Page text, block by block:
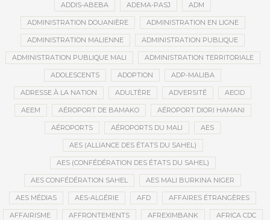
ADDIS-ABEBA ADEMA-PASJ ADM
ADMINISTRATION DOUANIÈRE ADMINISTRATION EN LIGNE
ADMINISTRATION MALIENNE ADMINISTRATION PUBLIQUE
ADMINISTRATION PUBLIQUE MALI ADMINISTRATION TERRITORIALE
ADOLESCENTS ADOPTION ADP-MALIBA
ADRESSE À LA NATION ADULTÈRE ADVERSITÉ AECID
AEEM AÉROPORT DE BAMAKO AÉROPORT DIORI HAMANI
AÉROPORTS AÉROPORTS DU MALI AES
AES (ALLIANCE DES ÉTATS DU SAHEL)
AES (CONFÉDÉRATION DES ÉTATS DU SAHEL)
AES CONFÉDÉRATION SAHEL AES MALI BURKINA NIGER
AES MÉDIAS AES-ALGÉRIE AFD AFFAIRES ÉTRANGÈRES
AFFAIRISME AFFRONTEMENTS AFREXIMBANK AFRICA CDC